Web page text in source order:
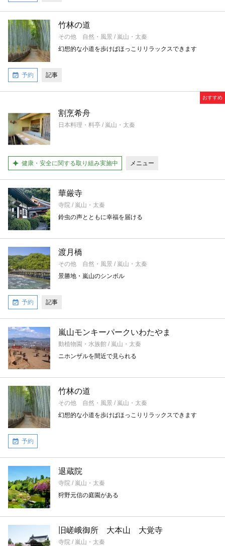
竹林の道
その他 自然・風景 / 嵐山・太秦
幻想的な小道を歩けばほっこりリラックスできます
予約 記事
おすすめ
割烹希舟
日本料理・料亭 / 嵐山・太秦
健康・安全に関する取り組み実施中 メニュー
華厳寺
寺院 / 嵐山・太秦
鈴虫の声とともに幸福を届ける
渡月橋
その他 自然・風景 / 嵐山・太秦
景勝地・嵐山のシンボル
予約 記事
嵐山モンキーパークいわたやま
動植物園・水族館 / 嵐山・太秦
ニホンザルを間近で見られる
竹林の道
その他 自然・風景 / 嵐山・太秦
幻想的な小道を歩けばほっこりリラックスできます
予約
退蔵院
寺院 / 嵐山・太秦
狩野元信の庭園がある
旧嵯峨御所 大本山 大覚寺
寺院 / 嵐山・太秦